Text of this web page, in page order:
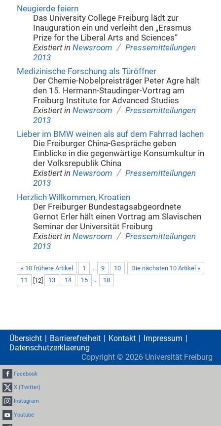
Neugierde feiern
Das University College Freiburg lädt zur
Inauguration ein und verleiht den „Erasmus
Prize for the Liberal Arts and Sciences“
Existiert in Newsroom / Pressemitteilungen
2013
Medizinische Forschung als Türöffner
Der Chemie-Nobelpreisträger Peter Agre hält
den 15. Hermann-Staudinger-Vortrag am
Freiburg Institute for Advanced Studies
Existiert in Newsroom / Pressemitteilungen
2013
Lieber im BMW weinen als auf dem Fahrrad lachen
Die Freiburger China-Gespräche geben
Einblicke in die gegenwärtige Konsumkultur in
der Volksrepublik China
Existiert in Newsroom / Pressemitteilungen
2013
Herzlich Willkommen, Kroatien
Der Freiburger Bundestagsabgeordnete
Gernot Erler hält einen Vortrag am Slavischen
Seminar der Universität Freiburg
Existiert in Newsroom / Pressemitteilungen
2013
« 10 frühere Artikel Die nächsten 10 Artikel »
1 ... 9
10
11
[12] 13 14 15 ... 18
Übersicht Barrierefreiheit Kontakt
Impressum
Datenschutzerklaerung
Copyright © 2026 Universität Freiburg
Facebook
X (Twitter)
Instagram
Youtube